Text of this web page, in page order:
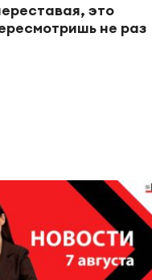
это
не раз